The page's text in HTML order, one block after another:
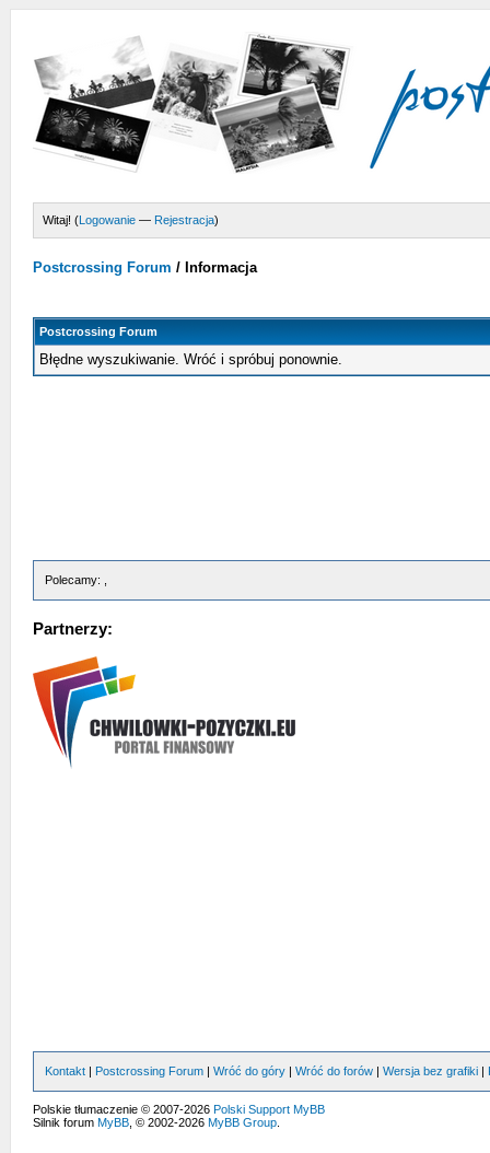
Witaj! (Logowanie — Rejestracja)
Postcrossing Forum / Informacja
Postcrossing Forum
Błędne wyszukiwanie. Wróć i spróbuj ponownie.
Polecamy: ,
Partnerzy:
Kontakt Postcrossing Forum Wróć do góry Wróć do forów Wersja bez grafiki
Polskie tłumaczenie © 2007-2026 Polski Support MyBB
Silnik forum MyBB, © 2002-2026 MyBB Group.